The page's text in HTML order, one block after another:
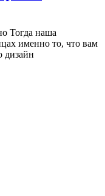
Тогда наша
именно то, что вам
дизайн